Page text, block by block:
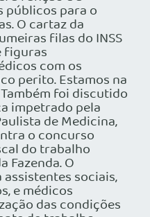
públicos para o
O cartaz da
filas do INSS
figuras
com os
perito. Estamos na
foi discutido
impetrado pela
de Medicina,
o concurso
do trabalho
Fazenda. O
sociais,
e médicos
das condições